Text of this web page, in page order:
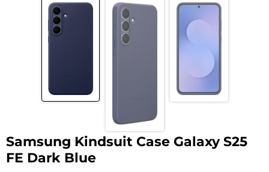
Samsung Kindsuit Case Galaxy S25
FE Dark Blue